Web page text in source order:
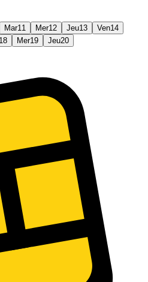
Mar11 Mer12 Jeu13 Ven14
Mer19 Jeu20